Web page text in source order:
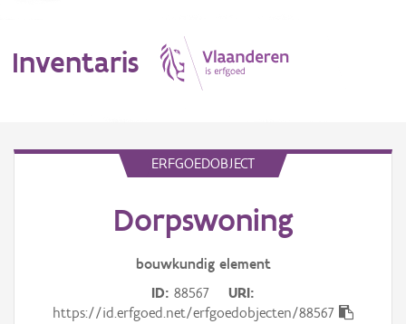
Inventaris
ERFGOEDOBJECT
Dorpswoning
bouwkundig element
ID 88567
URI
https://id.erfgoed.net/erfgoedobjecten/88567